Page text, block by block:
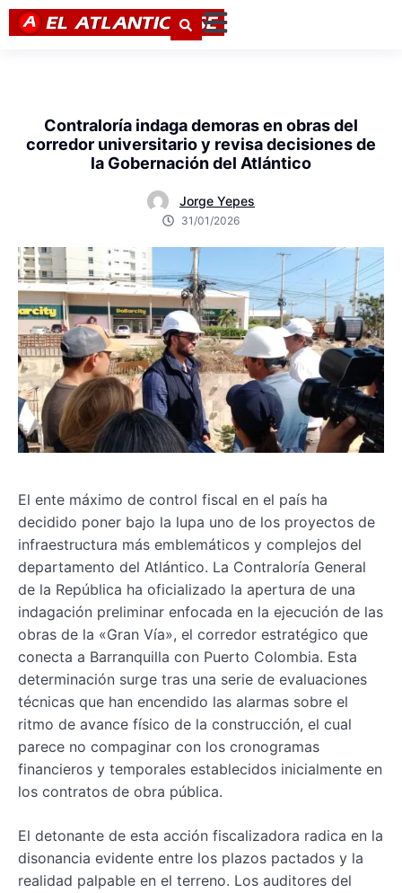
Contraloría indaga demoras en obras del
corredor universitario y revisa decisiones de
la Gobernación del Atlántico
Jorge Yepes
31/01/2026
El ente máximo de control fiscal en el país ha
decidido poner bajo la lupa uno de los proyectos de
infraestructura más emblemáticos y complejos del
departamento del Atlántico. La Contraloría General
de la República ha oficializado la apertura de una
indagación preliminar enfocada en la ejecución de las
obras de la «Gran Vía», el corredor estratégico que
conecta a Barranquilla con Puerto Colombia. Esta
determinación surge tras una serie de evaluaciones
técnicas que han encendido las alarmas sobre el
ritmo de avance físico de la construcción, el cual
parece no compaginar con los cronogramas
financieros y temporales establecidos inicialmente en
los contratos de obra pública.
El detonante de esta acción fiscalizadora radica en la
disonancia evidente entre los plazos pactados y la
realidad palpable en el terreno. Los auditores del